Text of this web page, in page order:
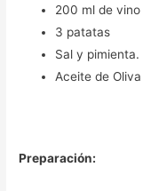
200 ml de
3 patatas
Sal y pimienta.
Aceite de
Preparación: